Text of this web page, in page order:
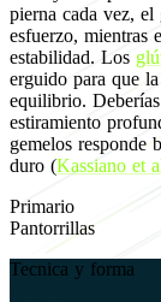
pierna cada vez, el
esfuerzo, mientras
estabilidad. Los
erguido para que
equilibrio.
estiramiento
gemelos responde
duro (Kassiano et
Primario
Pantorrillas
Tecnica y forma